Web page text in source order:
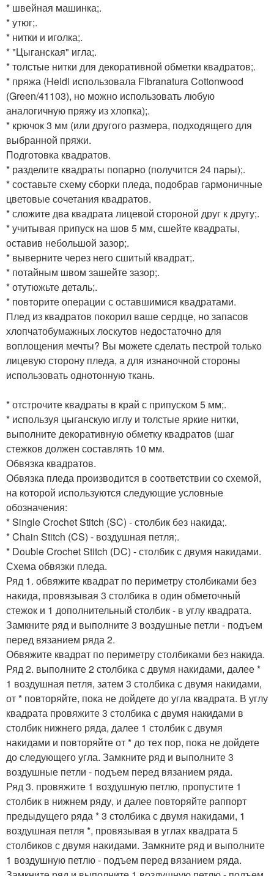
* швейная машинка;.
* утюг;.
* нитки и иголка;.
* "Цыганская" игла;.
* толстые нитки для декоративной обметки квадратов;.
* пряжа (Heidi использовала Fibranatura Cottonwood
(Green/41103), но можно использовать любую
аналогичную пряжу из хлопка);.
* крючок 3 мм (или другого размера, подходящего для
выбранной пряжи.
Подготовка квадратов.
* разделите квадраты попарно (получится 24 пары);.
* составьте схему сборки пледа, подобрав гармоничные
цветовые сочетания квадратов.
* сложите два квадрата лицевой стороной друг к другу;.
* учитывая припуск на шов 5 мм, сшейте квадраты,
оставив небольшой зазор;.
* выверните через него сшитый квадрат;.
* потайным швом зашейте зазор;.
* отутюжьте деталь;.
* повторите операции с оставшимися квадратами.
Плед из квадратов покорил ваше сердце, но запасов
хлопчатобумажных лоскутов недостаточно для
воплощения мечты? Вы можете сделать пестрой только
лицевую сторону пледа, а для изнаночной стороны
использовать однотонную ткань.
* отстрочите квадраты в край с припуском 5 мм;.
* используя цыганскую иглу и толстые яркие нитки,
выполните декоративную обметку квадратов (шаг
стежков должен составлять 10 мм.
Обвязка квадратов.
Обвязка пледа производится в соответствии со схемой,
на которой используются следующие условные
обозначения:
* Single Crochet Stitch (SC) - столбик без накида;.
* Chain Stitch (CS) - воздушная петля;.
* Double Crochet Stitch (DC) - столбик с двумя накидами.
Схема обвязки пледа.
Ряд 1. обвяжите квадрат по периметру столбиками без
накида, провязывая 3 столбика в один обметочный
стежок и 1 дополнительный столбик - в углу квадрата.
Замкните ряд и выполните 3 воздушные петли - подъем
перед вязанием ряда 2.
Обвяжите квадрат по периметру столбиками без накида.
Ряд 2. выполните 2 столбика с двумя накидами, далее *
1 воздушная петля, затем 3 столбика с двумя накидами,
от * повторяйте, пока не дойдете до угла квадрата. В углу
квадрата провяжите 3 столбика с двумя накидами в
столбик нижнего ряда, далее 1 столбик с двумя
накидами и повторяйте от * до тех пор, пока не дойдете
до следующего угла. Замкните ряд и выполните 3
воздушные петли - подъем перед вязанием ряда.
Ряд 3. провяжите 1 воздушную петлю, пропустите 1
столбик в нижнем ряду, и далее повторяйте раппорт
предыдущего ряда * 3 столбика с двумя накидами, 1
воздушная петля *, провязывая в углах квадрата 5
столбиков с двумя накидами. Замкните ряд и выполните
1 воздушную петлю - подъем перед вязанием ряда.